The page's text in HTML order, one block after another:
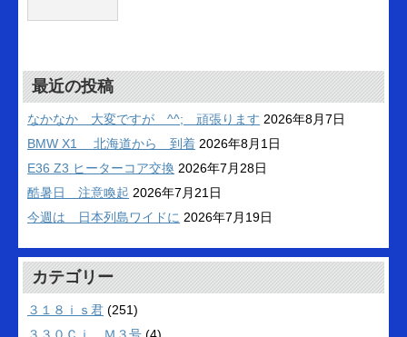
最近の投稿
なかなか 大変ですが ^^; 頑張ります 2026年8月7日
BMW X1 北海道から 到着 2026年8月1日
E36 Z3 ヒーターコア交換 2026年7月28日
酷暑日 注意喚起 2026年7月21日
今週は 日本列島ワイドに 2026年7月19日
カテゴリー
３１８ｉｓ君 (251)